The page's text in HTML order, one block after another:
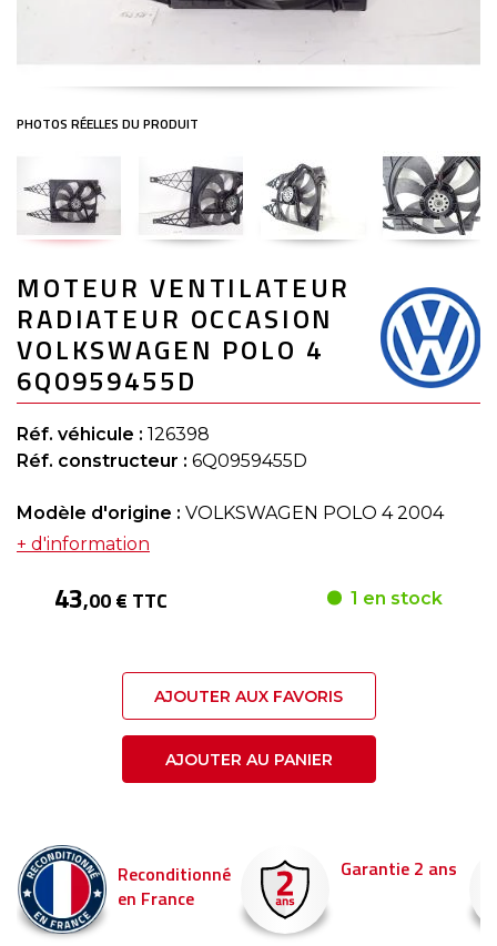
to
the
beginning
of
the
images
gallery
MOTEUR VENTILATEUR
RADIATEUR OCCASION
VOLKSWAGEN POLO 4
6Q0959455D
Réf. véhicule : 126398
Réf. constructeur : 6Q0959455D
Modèle d'origine : VOLKSWAGEN POLO 4 2004
+ d'information
43,00 € TTC 1 en stock
AJOUTER AUX FAVORIS
AJOUTER AU PANIER
Reconditionné
en France
Garantie 2 ans